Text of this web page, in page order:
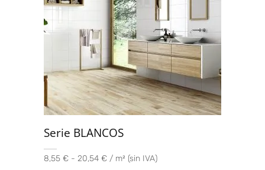
Serie BLANCOS
8,55 € - 20,54 € / m² (sin IVA)